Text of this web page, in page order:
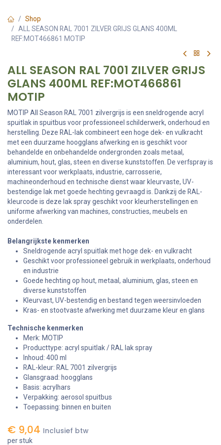
Shop
ALL SEASON RAL 7001 ZILVER GRIJS GLANS 400ML
REF:MOT466861 MOTIP
ALL SEASON RAL 7001 ZILVER GRIJS
GLANS 400ML REF:MOT466861
MOTIP
MOTIP All Season RAL 7001 zilvergrijs is een sneldrogende acryl
spuitlak in spuitbus voor professioneel schilderwerk, onderhoud en
herstelling. Deze RAL-lak combineert een hoge dek- en vulkracht
met een duurzame hoogglans afwerking en is geschikt voor
behandelde en onbehandelde ondergronden zoals metaal,
aluminium, hout, glas, steen en diverse kunststoffen. De verfspray is
interessant voor werkplaats, industrie, carrosserie,
machineonderhoud en technische dienst waar kleurvaste, UV-
bestendige lak met goede hechting gevraagd is. Dankzij de RAL-
kleurcode is deze lak spray geschikt voor kleurherstellingen en
uniforme afwerking van machines, constructies, meubels en
onderdelen.
Belangrijkste kenmerken
Sneldrogende acryl spuitlak met hoge dek- en vulkracht
Geschikt voor professioneel gebruik in werkplaats, onderhoud
en industrie
Goede hechting op hout, metaal, aluminium, glas, steen en
diverse kunststoffen
Kleurvast, UV-bestendig en bestand tegen weersinvloeden
Kras- en stootvaste afwerking met duurzame kleur en glans
Technische kenmerken
Merk: MOTIP
Producttype: acryl spuitlak / RAL lak spray
Inhoud: 400 ml
RAL-kleur: RAL 7001 zilvergrijs
Glansgraad: hoogglans
Basis: acrylhars
Verpakking: aerosol spuitbus
Toepassing: binnen en buiten
€ 9,04 Inclusief btw
per stuk